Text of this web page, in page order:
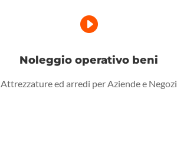

Noleggio operativo beni
Attrezzature ed arredi per Aziende e Negozi